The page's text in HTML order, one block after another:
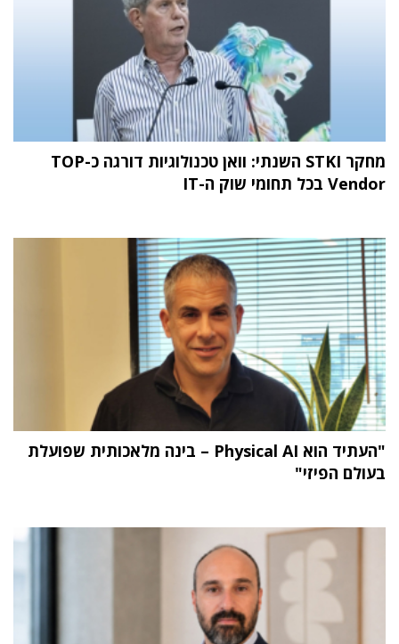
מחקר STKI השנתי: וואן טכנולוגיות דורגה כ-TOP
Vendor בכל תחומי שוק ה-IT
"העתיד הוא Physical AI – בינה מלאכותית שפועלת
בעולם הפיזי"